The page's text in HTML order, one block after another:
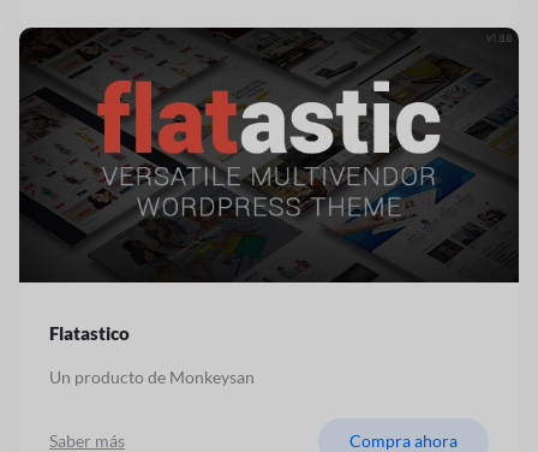
Flatastico
Un producto de Monkeysan
Saber más Compra ahora